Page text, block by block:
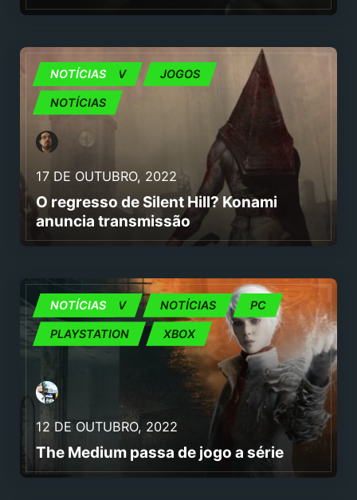
CINEMA E TV JOGOS
NOTÍCIAS
17 DE OUTUBRO, 2022
O regresso de Silent Hill? Konami
anuncia transmissão
NOTÍCIAS
CINEMA E TV NOTÍCIAS PC
PLAYSTATION XBOX
12 DE OUTUBRO, 2022
The Medium passa de jogo a série
NOTÍCIAS